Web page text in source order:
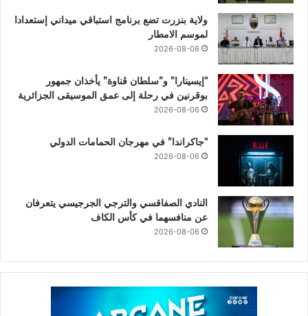
ولاية بنزرت تضع برنامج استباقي ميداني إستعدادا
لموسم الامطار
2026-08-06
“إيسينارا” و”سلطان ڤناوة” يأخذان جمهور
بوقرنين في رحلة إلى عمق الموسيقى الجزائرية
2026-08-06
“جاكراندا” في مهرجان الحمامات الدولي
2026-08-06
النادي الصفاقسي والترجي الجرجيسي يتعرفان
عن منافسهما في كأس الكاف
2026-08-06